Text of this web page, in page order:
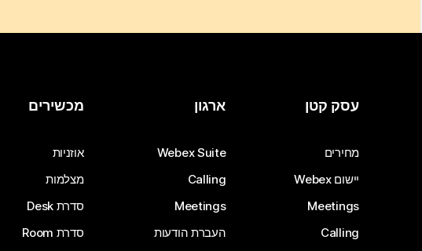
עסק קטן
מחירים
יישום Webex
Meetings
Calling
ארגון
Webex Suite
Calling
Meetings
העברת הודעות
מכשירים
אוזניות
מצלמות
סדרת Desk
סדרת Room